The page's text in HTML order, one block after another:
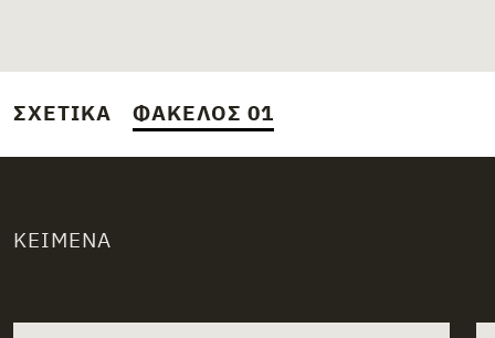
ΣΧΕΤΙΚΆ ΦΆΚΕΛΟΣ 01
ΚΕΊΜΕΝΑ